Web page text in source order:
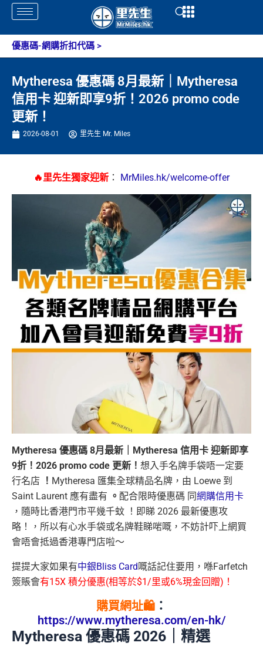
Skip
content
Open
優惠碼-網購折扣代碼 >
Mytheresa 優惠碼 8月最新｜Mytheresa
信用卡 迎新即享9折！2026 promo code
更新！
2026-08-01 里先生 Mr. Miles
🔥里先生獨家迎新 ： MrMiles.hk/welcome-offer
Mytheresa 優惠碼 8月最新｜Mytheresa 信用卡 迎新即享
9折！2026 promo code 更新！ 想入手名牌手袋唔一定要
行名店
！ Mytheresa 匯集全球精品名牌，由 Loewe 到
Saint Laurent 應有盡有 。 配合限時優惠碼 同網購信用卡
，隨時比香港門市平幾千蚊 ！即睇 2026 最新優惠攻
略！，所以有心水手袋或名牌鞋睇啱嘅，不妨計吓上網買
會唔會抵過香港專門店啦～
提提大家如果有中銀Bliss Card嘅話記住要用，喺Farfetch
簽賬會有15X 積分優惠(相等於$1/里或6%現金回贈)！
購買網址🛍️ ：
https://www.mytheresa.com/en-hk/
Mytheresa 優惠碼 2026｜精選